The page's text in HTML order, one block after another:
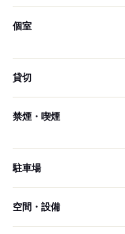
個室
貸切
禁煙・喫煙
駐車場
空間・設備